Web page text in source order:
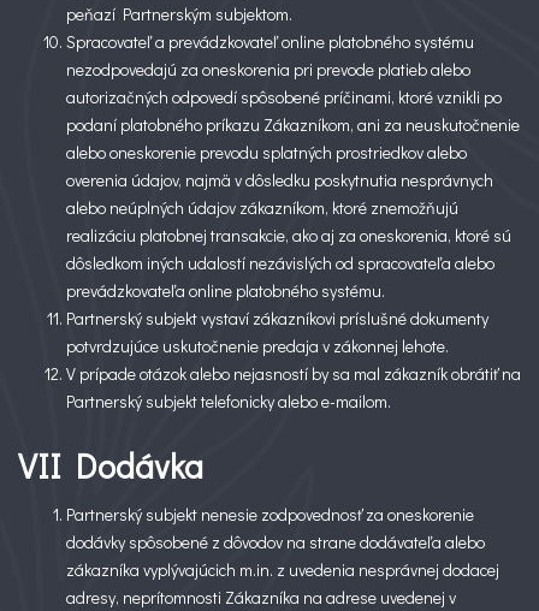
peňazí Partnerským subjektom.
Spracovateľ a prevádzkovateľ online platobného systému
nezodpovedajú za oneskorenia pri prevode platieb alebo
autorizačných odpovedí spôsobené príčinami, ktoré vznikli po
podaní platobného príkazu Zákazníkom, ani za neuskutočnenie
alebo oneskorenie prevodu splatných prostriedkov alebo
overenia údajov, najmä v dôsledku poskytnutia nesprávnych
alebo neúplných údajov zákazníkom, ktoré znemožňujú
realizáciu platobnej transakcie, ako aj za oneskorenia, ktoré sú
dôsledkom iných udalostí nezávislých od spracovateľa alebo
prevádzkovateľa online platobného systému.
Partnerský subjekt vystaví zákazníkovi príslušné dokumenty
potvrdzujúce uskutočnenie predaja v zákonnej lehote.
V prípade otázok alebo nejasností by sa mal zákazník obrátiť na
Partnerský subjekt telefonicky alebo e-mailom.
VII Dodávka
Partnerský subjekt nenesie zodpovednosť za oneskorenie
dodávky spôsobené z dôvodov na strane dodávateľa alebo
zákazníka vyplývajúcich m.in. z uvedenia nesprávnej dodacej
adresy, neprítomnosti Zákazníka na adrese uvedenej v